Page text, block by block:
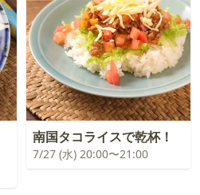
南国タコライスで乾杯！
7/27 (水) 20:00〜21:00